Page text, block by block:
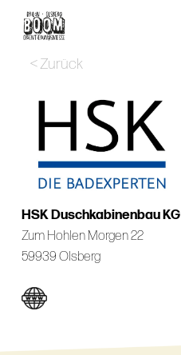
< Zurück
HSK Duschkabinenbau KG
Zum Hohlen Morgen 22
59939 Olsberg